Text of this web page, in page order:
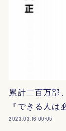
累計二百万部
『できる人は
2023.03.16 00:05